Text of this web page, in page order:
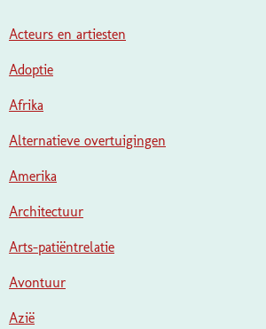
Acteurs en artiesten
Adoptie
Afrika
Alternatieve overtuigingen
Amerika
Architectuur
Arts-patiëntrelatie
Avontuur
Azië